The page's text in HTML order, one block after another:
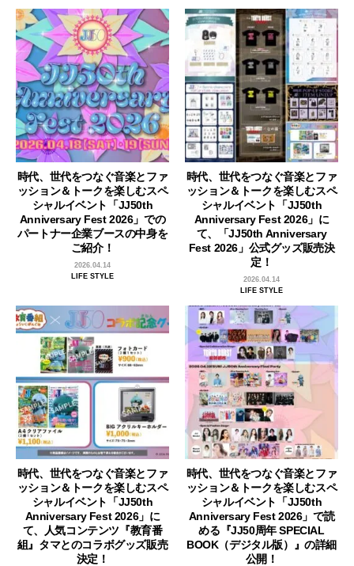
時代、世代をつなぐ音楽とファ
ッション＆トークを楽しむスペ
シャルイベント「JJ50th
Anniversary Fest 2026」での
パートナー企業ブースの中身を
ご紹介！
2026.04.14
LIFE STYLE
時代、世代をつなぐ音楽とファ
ッション＆トークを楽しむスペ
シャルイベント「JJ50th
Anniversary Fest 2026」に
て、「JJ50th Anniversary
Fest 2026」公式グッズ販売決
定！
2026.04.14
LIFE STYLE
時代、世代をつなぐ音楽とファ
ッション＆トークを楽しむスペ
シャルイベント「JJ50th
Anniversary Fest 2026」に
て、人気コンテンツ『教育番
組』タマとのコラボグッズ販売
決定！
時代、世代をつなぐ音楽とファ
ッション＆トークを楽しむスペ
シャルイベント「JJ50th
Anniversary Fest 2026」で読
める『JJ50周年 SPECIAL
BOOK（デジタル版）』の詳細
公開！